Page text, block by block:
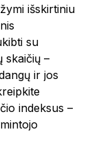
išskirtiniu
su
skaičių –
ir jos
indeksus –